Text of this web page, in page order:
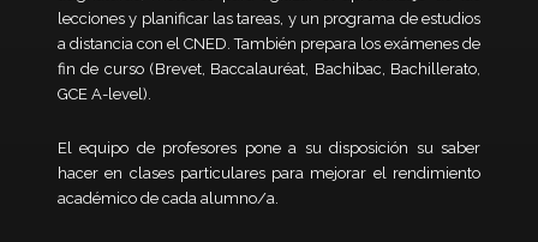
lecciones y planificar las tareas, y un programa de estudios
a distancia con el CNED. También prepara los exámenes de
fin de curso (Brevet, Baccalauréat, Bachibac, Bachillerato,
GCE A-level).
El equipo de profesores pone a su disposición su saber
hacer en clases particulares para mejorar el rendimiento
académico de cada alumno/a.